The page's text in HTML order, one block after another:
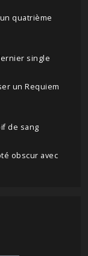
quatrième
single
un Requiem
de sang
obscur avec